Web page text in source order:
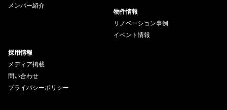
メンバー紹介
物件情報
リノベーション事例
イベント情報
採用情報
メディア掲載
問い合わせ
プライバシーポリシー